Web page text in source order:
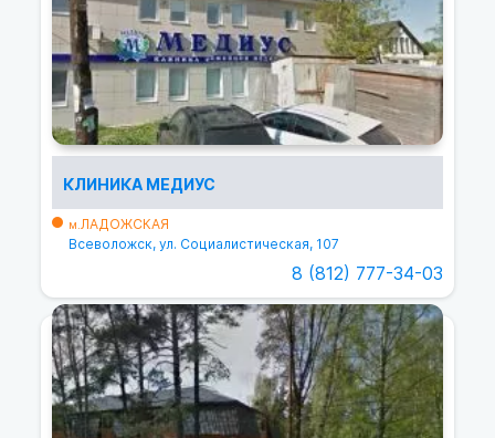
КЛИНИКА МЕДИУС
м.ЛАДОЖСКАЯ
Всеволожск, ул. Социалистическая, 107
8 (812) 777-34-03